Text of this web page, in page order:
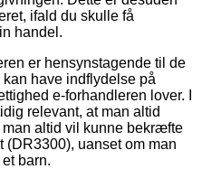
ifald du skulle få
handel.
er hensynstagende til de
have indflydelse på
e-forhandleren lover. I
relevant, at man altid
man altid vil kunne bekræfte
(DR3300), uanset om man
barn.